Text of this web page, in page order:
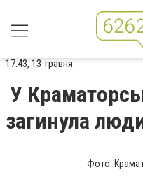
17:43, 13 травня
У
загинула
Фото: